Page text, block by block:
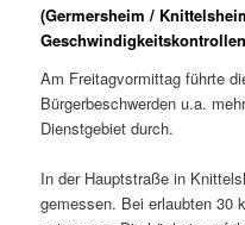
(Germersheim /
Am Freitagvormittag führte
Bürgerbeschwerden u.a.
Dienstgebiet durch.
In der Hauptstraße in
gemessen. Bei erlaubten 30